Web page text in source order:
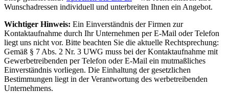
Wunschadressen individuell und unterbreiten Ihnen ein Angebot.
Wichtiger Hinweis: Ein Einverständnis der Firmen zur
Kontaktaufnahme durch Ihr Unternehmen per E-Mail oder Telefon
liegt uns nicht vor. Bitte beachten Sie die aktuelle Rechtsprechung:
Gemäß § 7 Abs. 2 Nr. 3 UWG muss bei der Kontaktaufnahme mit
Gewerbetreibenden per Telefon oder E-Mail ein mutmaßliches
Einverständnis vorliegen. Die Einhaltung der gesetzlichen
Bestimmungen liegt in der Verantwortung des werbetreibenden
Unternehmens.